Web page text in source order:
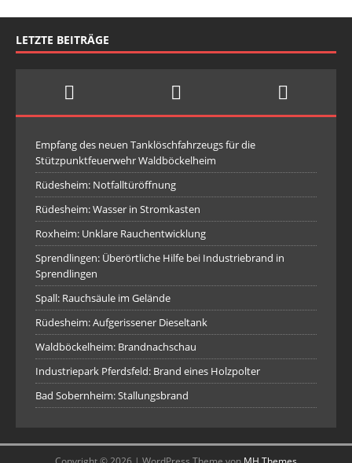
LETZTE BEITRÄGE
Empfang des neuen Tanklöschfahrzeugs für die
Stützpunktfeuerwehr Waldböckelheim
Rüdesheim: Notfalltüröffnung
Rüdesheim: Wasser in Stromkasten
Roxheim: Unklare Rauchentwicklung
Sprendlingen: Überörtliche Hilfe bei Industriebrand in
Sprendlingen
Spall: Rauchsäule im Gelände
Rüdesheim: Aufgerissener Dieseltank
Waldböckelheim: Brandnachschau
Industriepark Pferdsfeld: Brand eines Holzpolter
Bad Sobernheim: Stallungsbrand